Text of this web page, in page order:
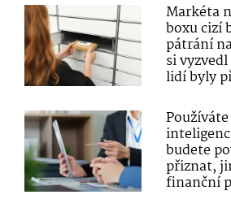
Markéta
boxu cizí
pátrání
si
lidí byly
budete
přiznat,
finanční